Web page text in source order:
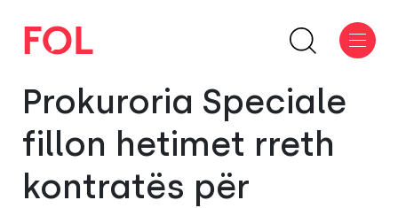
Prokuroria Speciale
fillon hetimet rreth
kontratës për